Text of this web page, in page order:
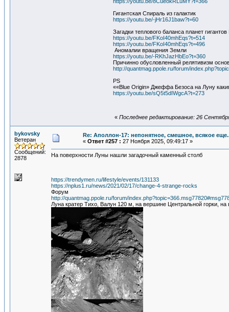
Гигантская Спираль из галактик
https://youtu.be/-jHr16J1baw?t=60
Загадки теплового баланса планет
https://youtu.be/FKoI40mhEqs?t=514
https://youtu.be/FKoI40mhEqs?t=496
Аномалии вращения Земли
https://youtu.be/-RKhJazHbEo?t=360
Причинно обусловленный релятивизм
http://quantmag.ppole.ru/forum/
PS
««Blue Origin» Джеффа Безоса на Луну
https://youtu.be/sQ5t5dIWgcA?t=273
« Последнее редактирование: 26
bykovsky
Ветеран
Сообщений:
2878
Re: Аполлон-17: непонятное, смешное, всякое
« Ответ #257 : 27 Ноября 2025, 09:49:17 »
На поверхности Луны нашли загадочный каменный столб
https://trendymen.ru/lifestyle/events/131133
https://nplus1.ru/news/2021/02/17/change-4-strange-rocks
Форум
http://quantmag.ppole.ru/forum/
Луна кратер Тихо, Валун 120 м, на вершине Центральной горки,